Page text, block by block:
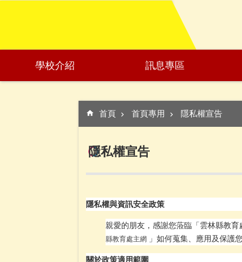
學校介紹 訊息專區
首頁
首頁專用 隱私權宣告
隱私權宣告
隱私權與資訊安全政策
親愛的朋友，感謝您蒞臨「雲林縣教育
縣教育處主網 」如何蒐集、應用及保護
關於政策適用範圍